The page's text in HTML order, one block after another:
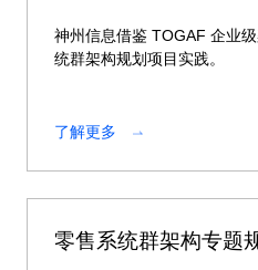
神州信息借鉴 TOGAF 企业
统群架构规划项目实践。
了解更多
零售系统群架构专题